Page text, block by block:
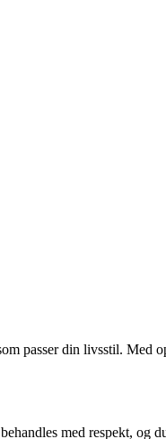
passer din livsstil.
med respekt, og